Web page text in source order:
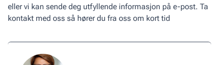
eller vi kan sende deg utfyllende informasjon på e-post. Ta
kontakt med oss så hører du fra oss om kort tid